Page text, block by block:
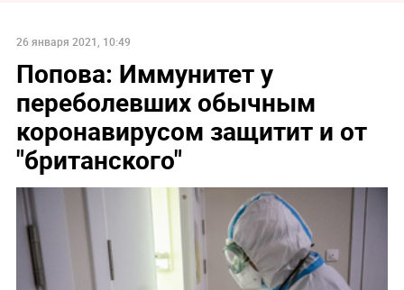
26 января 2021, 10:49
Попова: Иммунитет у
переболевших обычным
коронавирусом защитит и от
"британского"